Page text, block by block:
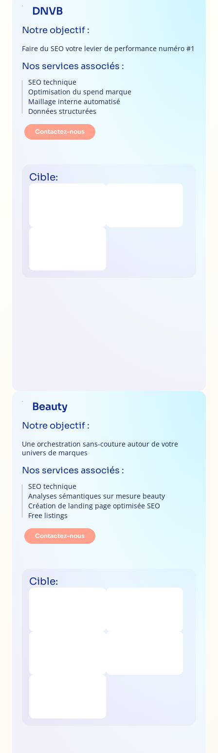
DNVB
Notre objectif :
Faire du SEO votre levier de performance numéro #1
Nos services associés :
SEO technique
Optimisation du spend marque
Maillage interne automatisé
Données structurées
Contactez-nous
Cible:
Beauty
Notre objectif :
Une orchestration sans-couture autour de votre
univers de marques
Nos services associés :
SEO technique
Analyses sémantiques sur mesure beauty
Création de landing page optimisée SEO
Free listings
Contactez-nous
Cible: